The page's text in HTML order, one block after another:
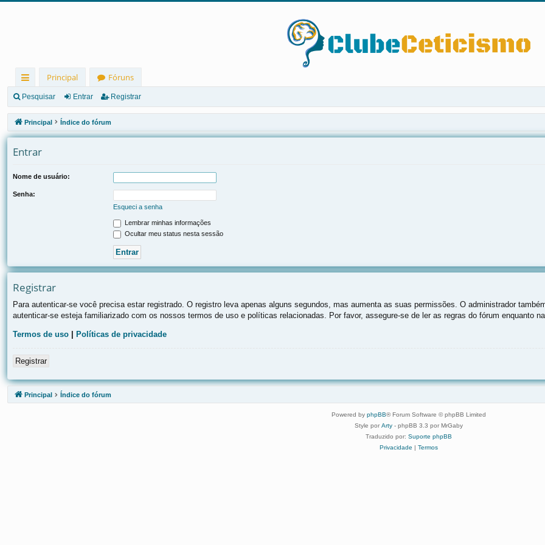
in
ks
rá
pi
os
Principal
Fóruns
Pesquisar Entrar Registrar
Principal Índice do fórum
Entrar
Nome de usuário:
Senha:
Esqueci a senha
Lembrar minhas informações
Ocultar meu status nesta sessão
Registrar
Para autenticar-se você precisa estar registrado. O registro leva apenas alguns segundos, mas aumenta as suas permissões. O administrador
autenticar-se esteja familiarizado com os nossos termos de uso e políticas relacionadas. Por favor, assegure-se de ler as regras do fórum enquanto
Termos de uso Políticas de privacidade
Registrar
Principal Índice do fórum
Powered by phpBB® Forum Software © phpBB Limited
Style por Arty - phpBB 3.3 por MrGaby
Traduzido por: Suporte phpBB
Privacidade
Termos